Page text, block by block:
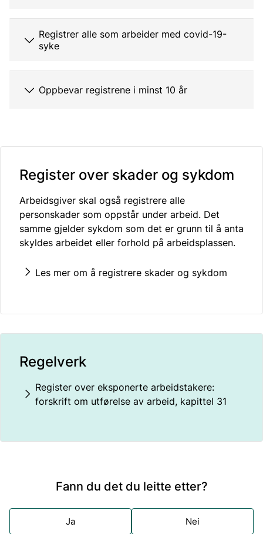
Registrer alle som arbeider med covid-19-
syke
Oppbevar registrene i minst 10 år
Register over skader og sykdom
Arbeidsgiver skal også registrere alle
personskader som oppstår under arbeid. Det
samme gjelder sykdom som det er grunn til å anta
skyldes arbeidet eller forhold på arbeidsplassen.
Les mer om å registrere skader og sykdom
Regelverk
Register over eksponerte arbeidstakere:
forskrift om utførelse av arbeid, kapittel 31
Fann du det du leitte etter?
Ja Nei